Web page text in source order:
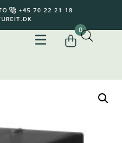
+45 70 22 21 18
0